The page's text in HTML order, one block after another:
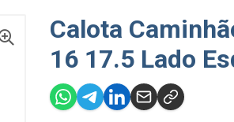
Calota
16 17.5 Lado